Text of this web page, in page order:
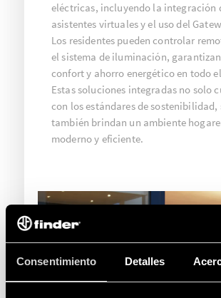
Consentimiento Detalles
eléctricas, incluyendo la integración
asistentes virtuales y el uso del
Los residentes pueden controlar
el sistema de iluminación,
confort y ahorro energético en todo
Estas soluciones integradas no solo
con los estándares de sostenibilidad,
también brindan un ambiente
moderno y eficiente.